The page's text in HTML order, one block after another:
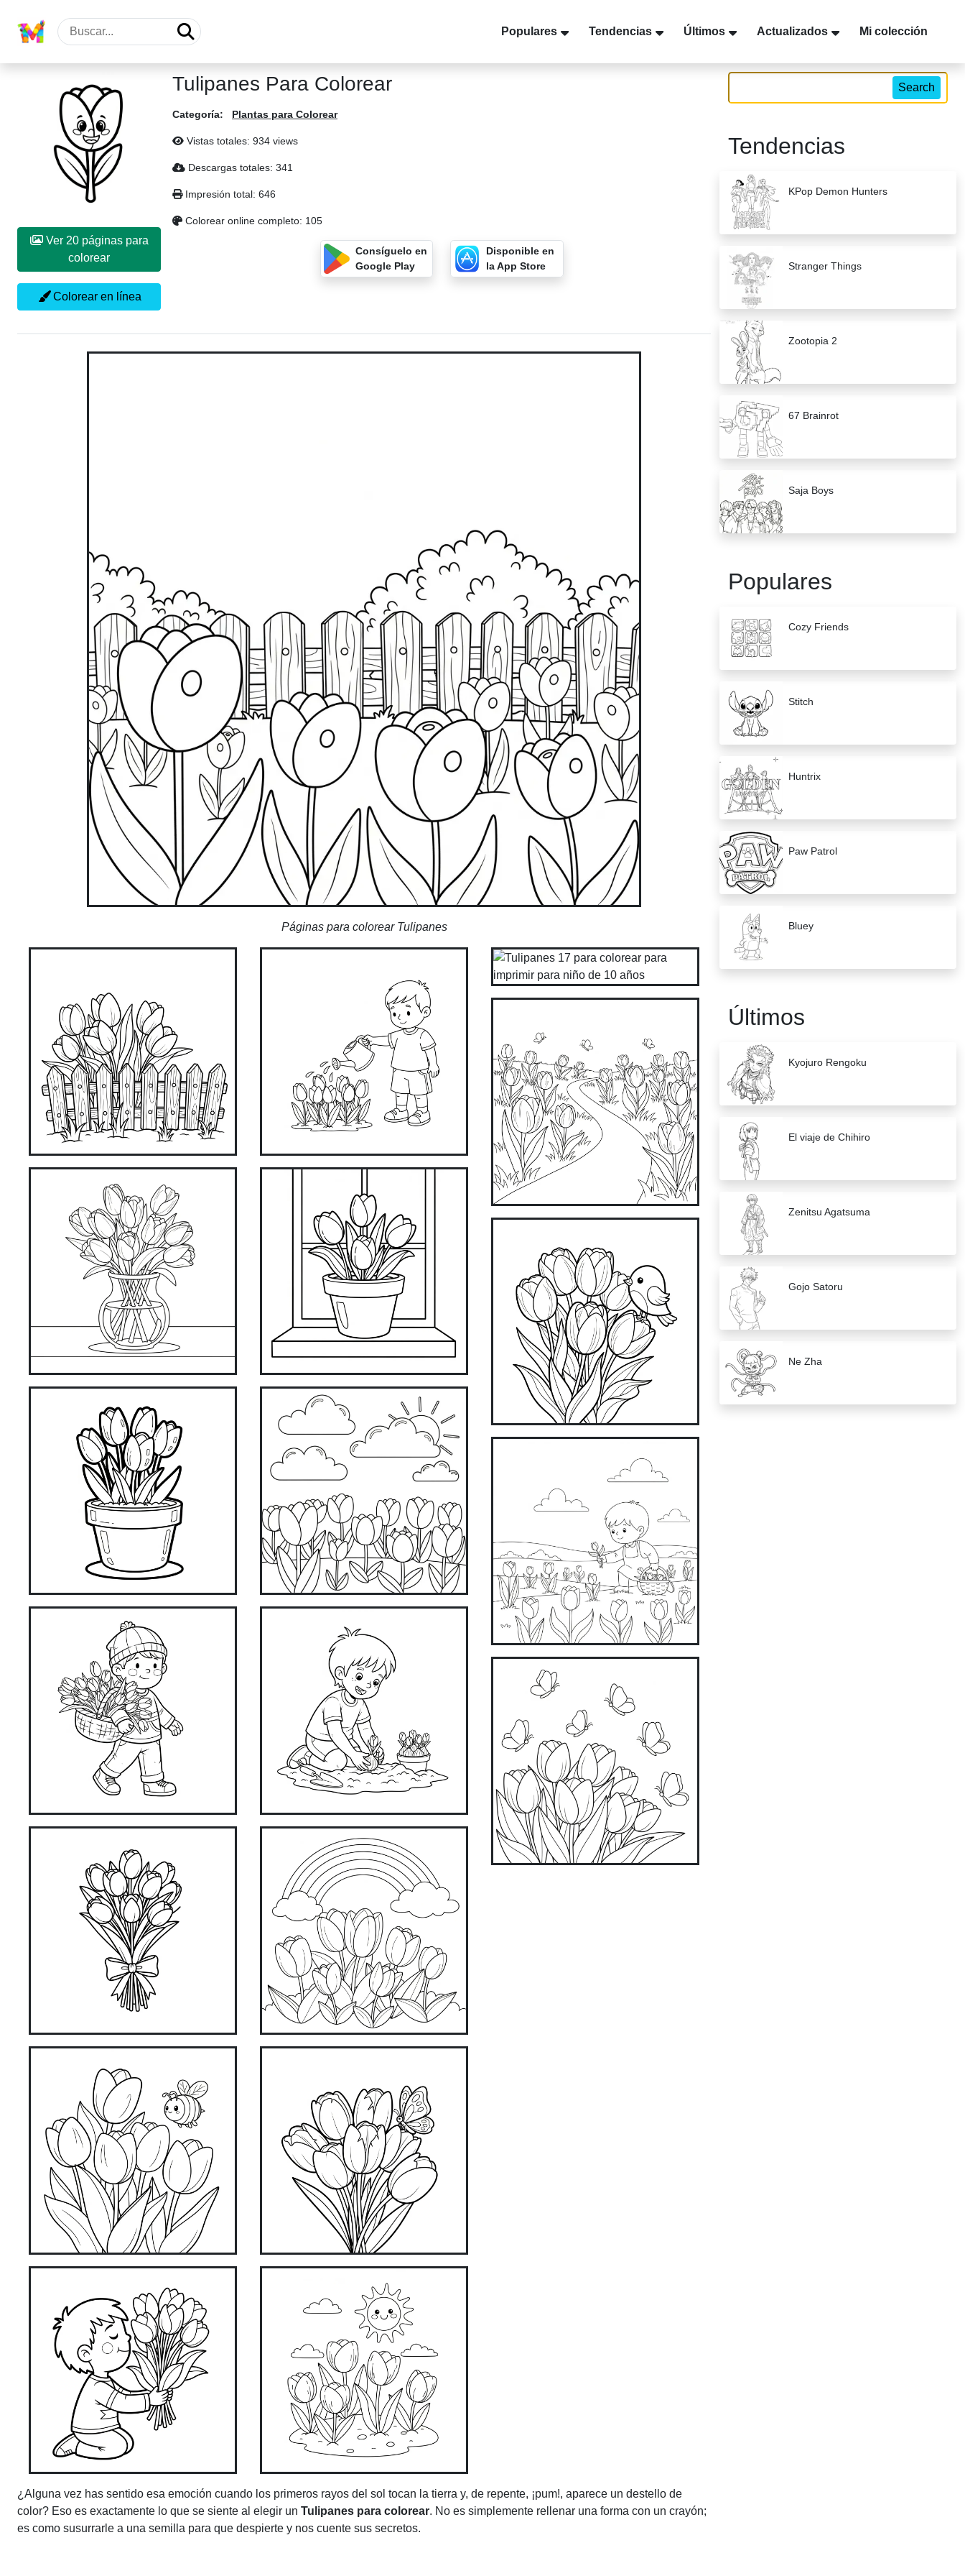
Populares Tendencias Últimos Actualizados Mi colección
Ver 20 páginas para
colorear
Colorear en línea
Tulipanes Para Colorear
Categoría: Plantas para Colorear
Vistas totales: 934 views
Descargas totales: 341
Impresión total: 646
Colorear online completo: 105
Consíguelo en
Google Play
Disponible en
la App Store
Páginas para colorear Tulipanes
¿Alguna vez has sentido esa emoción cuando los primeros rayos del sol tocan la tierra y, de repente, ¡pum!, aparece un destello de
color? Eso es exactamente lo que se siente al elegir un Tulipanes para colorear. No es simplemente rellenar una forma con un crayón;
es como susurrarle a una semilla para que despierte y nos cuente sus secretos.
Search
Tendencias
KPop Demon Hunters
Stranger Things
Zootopia 2
67 Brainrot
Saja Boys
Populares
Cozy Friends
Stitch
Huntrix
Paw Patrol
Bluey
Últimos
Kyojuro Rengoku
El viaje de Chihiro
Zenitsu Agatsuma
Gojo Satoru
Ne Zha